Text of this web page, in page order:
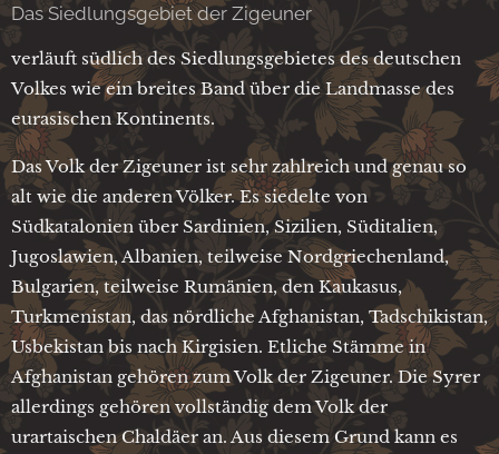
Das Siedlungsgebiet der Zigeuner
verläuft südlich des Siedlungsgebietes des deutschen
Volkes wie ein breites Band über die Landmasse des
eurasischen Kontinents.
Das Volk der Zigeuner ist sehr zahlreich und genau so
alt wie die anderen Völker. Es siedelte von
Südkatalonien über Sardinien, Sizilien, Süditalien,
Jugoslawien, Albanien, teilweise Nordgriechenland,
Bulgarien, teilweise Rumänien, den Kaukasus,
Turkmenistan, das nördliche Afghanistan, Tadschikistan,
Usbekistan bis nach Kirgisien. Etliche Stämme in
Afghanistan gehören zum Volk der Zigeuner. Die Syrer
allerdings gehören vollständig dem Volk der
urartaischen Chaldäer an. Aus diesem Grund kann es